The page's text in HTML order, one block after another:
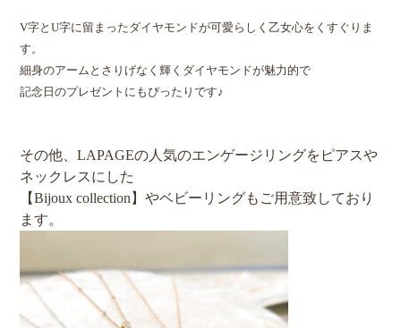
V字とU字に留まったダイヤモンドが可愛らしく乙女心をくすぐりま
す。
細身のアームとさりげなく輝くダイヤモンドが魅力的で
記念日のプレゼントにもぴったりです♪
その他、LAPAGEの人気のエンゲージリングをピアスや
ネックレスにした
【Bijoux collection】やベビーリングもご用意致しており
ます。